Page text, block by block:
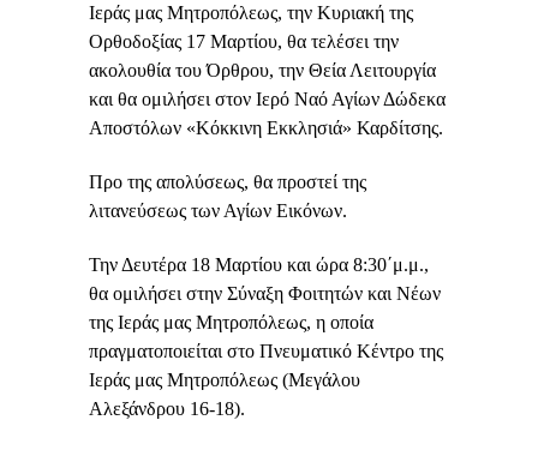
Ιεράς μας Μητροπόλεως, την Κυριακή της
Ορθοδοξίας 17 Μαρτίου, θα τελέσει την
ακολουθία του Όρθρου, την Θεία Λειτουργία
και θα ομιλήσει στον Ιερό Ναό Αγίων Δώδεκα
Αποστόλων «Κόκκινη Εκκλησιά» Καρδίτσης.
Προ της απολύσεως, θα προστεί της
λιτανεύσεως των Αγίων Εικόνων.
Την Δευτέρα 18 Μαρτίου και ώρα 8:30΄μ.μ.,
θα ομιλήσει στην Σύναξη Φοιτητών και Νέων
της Ιεράς μας Μητροπόλεως, η οποία
πραγματοποιείται στο Πνευματικό Κέντρο της
Ιεράς μας Μητροπόλεως (Μεγάλου
Αλεξάνδρου 16-18).